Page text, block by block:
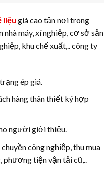
liệu giá cao tận nơi trong
nhà máy, xí nghiệp, cơ sở sản
khu chế xuất,.. công ty
ép giá.
hàng thân thiết ký hợp
người giới thiệu.
công nghiệp, thu mua
tiện vận tải cũ,..